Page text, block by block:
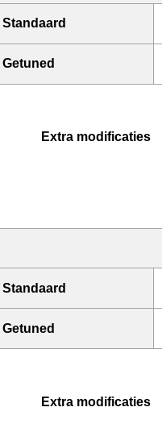
Standaard
Getuned
Extra modificaties
Standaard
Getuned
Extra modificaties